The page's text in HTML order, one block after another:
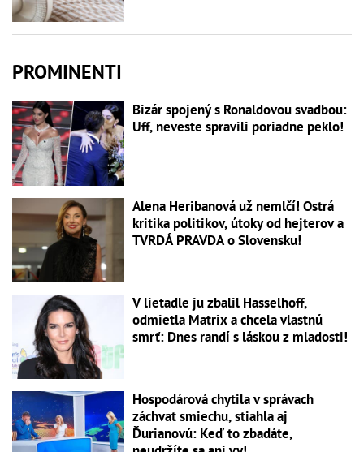
PROMINENTI
Bizár spojený s Ronaldovou svadbou:
Uff, neveste spravili poriadne peklo!
Alena Heribanová už nemlčí! Ostrá
kritika politikov, útoky od hejterov a
TVRDÁ PRAVDA o Slovensku!
V lietadle ju zbalil Hasselhoff,
odmietla Matrix a chcela vlastnú
smrť: Dnes randí s láskou z mladosti!
Hospodárová chytila v správach
záchvat smiechu, stiahla aj
Ďurianovú: Keď to zbadáte,